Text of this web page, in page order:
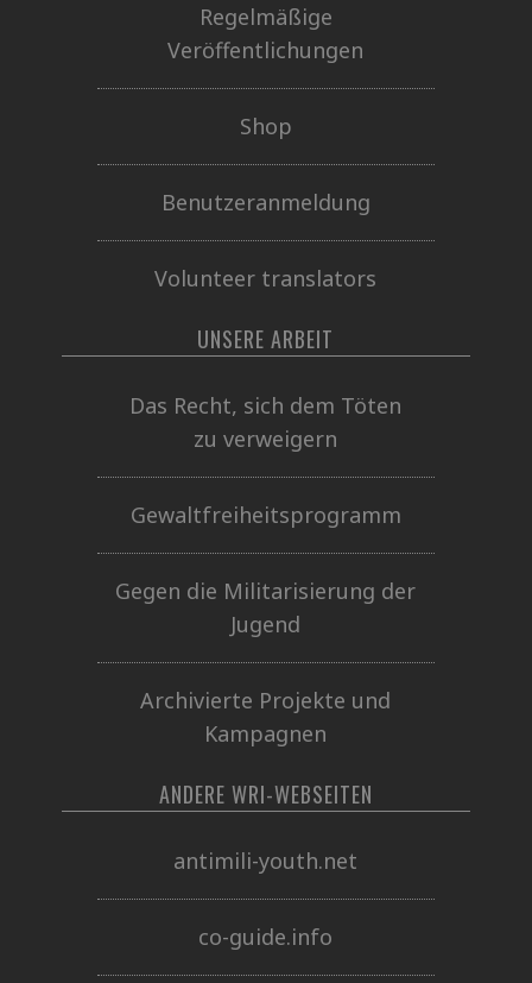
Regelmäßige
Veröffentlichungen
Shop
Benutzeranmeldung
Volunteer translators
UNSERE ARBEIT
Das Recht, sich dem Töten
zu verweigern
Gewaltfreiheitsprogramm
Gegen die Militarisierung der
Jugend
Archivierte Projekte und
Kampagnen
ANDERE WRI-WEBSEITEN
antimili-youth.net
co-guide.info